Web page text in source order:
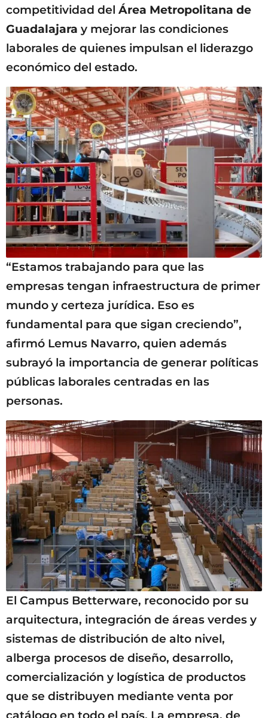
competitividad del Área Metropolitana de
Guadalajara y mejorar las condiciones
laborales de quienes impulsan el liderazgo
económico del estado.
“Estamos trabajando para que las
empresas tengan infraestructura de primer
mundo y certeza jurídica. Eso es
fundamental para que sigan creciendo”,
afirmó Lemus Navarro, quien además
subrayó la importancia de generar políticas
públicas laborales centradas en las
personas.
El Campus Betterware, reconocido por su
arquitectura, integración de áreas verdes y
sistemas de distribución de alto nivel,
alberga procesos de diseño, desarrollo,
comercialización y logística de productos
que se distribuyen mediante venta por